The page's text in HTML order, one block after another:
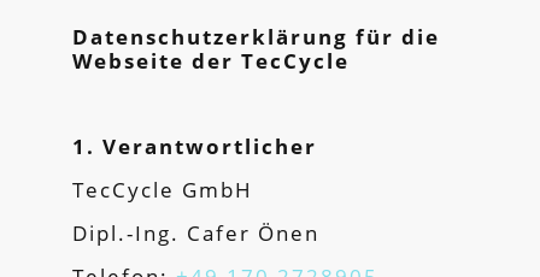
Datenschutzerklärung für die
Webseite der TecCycle
1. Verantwortlicher
TecCycle GmbH
Dipl.-Ing. Cafer Önen